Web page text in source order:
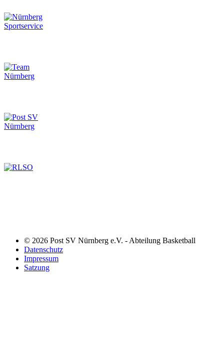
© 2026 Post SV Nürnberg e.V. - Abteilung Basketball
Datenschutz
Impressum
Satzung